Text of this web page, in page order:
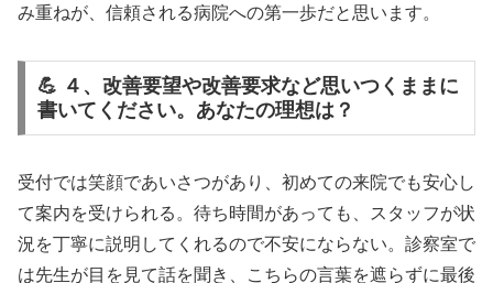
み重ねが、信頼される病院への第一歩だと思います。
💪 ４、改善要望や改善要求など思いつくままに
書いてください。あなたの理想は？
受付では笑顔であいさつがあり、初めての来院でも安心し
て案内を受けられる。待ち時間があっても、スタッフが状
況を丁寧に説明してくれるので不安にならない。診察室で
は先生が目を見て話を聞き、こちらの言葉を遮らずに最後